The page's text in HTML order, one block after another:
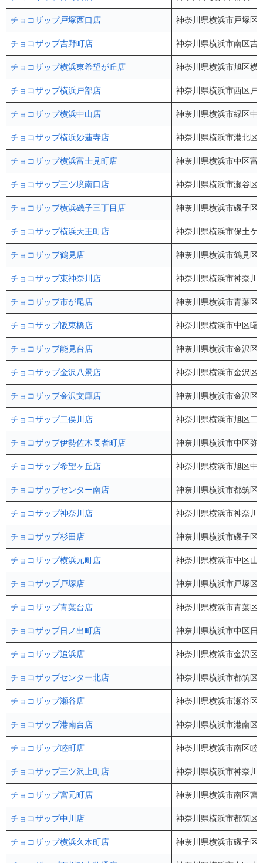
チョコザップ戸塚西口店 神奈川県横浜市戸塚
チョコザップ吉野町店 神奈川県横浜市南区
チョコザップ横浜東希望が丘店 神奈川県横浜市旭区
チョコザップ横浜戸部店 神奈川県横浜市西区
チョコザップ横浜中山店 神奈川県横浜市緑区
チョコザップ横浜妙蓮寺店 神奈川県横浜市港北
チョコザップ横浜富士見町店 神奈川県横浜市中区
チョコザップ三ツ境南口店 神奈川県横浜市瀬谷
チョコザップ横浜磯子三丁目店 神奈川県横浜市磯子
チョコザップ横浜天王町店 神奈川県横浜市保土
チョコザップ鶴見店 神奈川県横浜市鶴見
チョコザップ東神奈川店 神奈川県横浜市神奈
チョコザップ市が尾店 神奈川県横浜市青葉
チョコザップ阪東橋店 神奈川県横浜市中区
チョコザップ能見台店 神奈川県横浜市金沢区
チョコザップ金沢八景店 神奈川県横浜市金沢
チョコザップ金沢文庫店 神奈川県横浜市金沢
チョコザップ二俣川店 神奈川県横浜市旭区
チョコザップ伊勢佐木長者町店 神奈川県横浜市中区
チョコザップ希望ヶ丘店 神奈川県横浜市旭区
チョコザップセンター南店 神奈川県横浜市都筑
チョコザップ神奈川店 神奈川県横浜市神奈
チョコザップ杉田店 神奈川県横浜市磯子
チョコザップ横浜元町店 神奈川県横浜市中区
チョコザップ戸塚店 神奈川県横浜市戸塚
チョコザップ青葉台店 神奈川県横浜市青葉
チョコザップ日ノ出町店 神奈川県横浜市中区
チョコザップ追浜店 神奈川県横浜市金沢
チョコザップセンター北店 神奈川県横浜市都筑
チョコザップ瀬谷店 神奈川県横浜市瀬谷
チョコザップ港南台店 神奈川県横浜市港南
チョコザップ睦町店 神奈川県横浜市南区
チョコザップ三ツ沢上町店 神奈川県横浜市神奈
チョコザップ宮元町店 神奈川県横浜市南区
チョコザップ中川店 神奈川県横浜市都筑
チョコザップ横浜久木町店 神奈川県横浜市磯子